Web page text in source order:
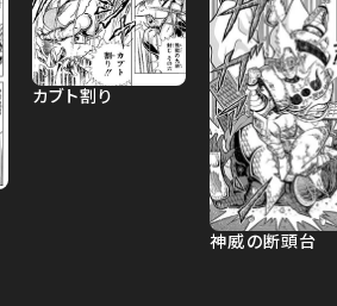
カブト割り
神威の断頭台